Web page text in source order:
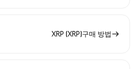
XRP (XRP)구매 방법